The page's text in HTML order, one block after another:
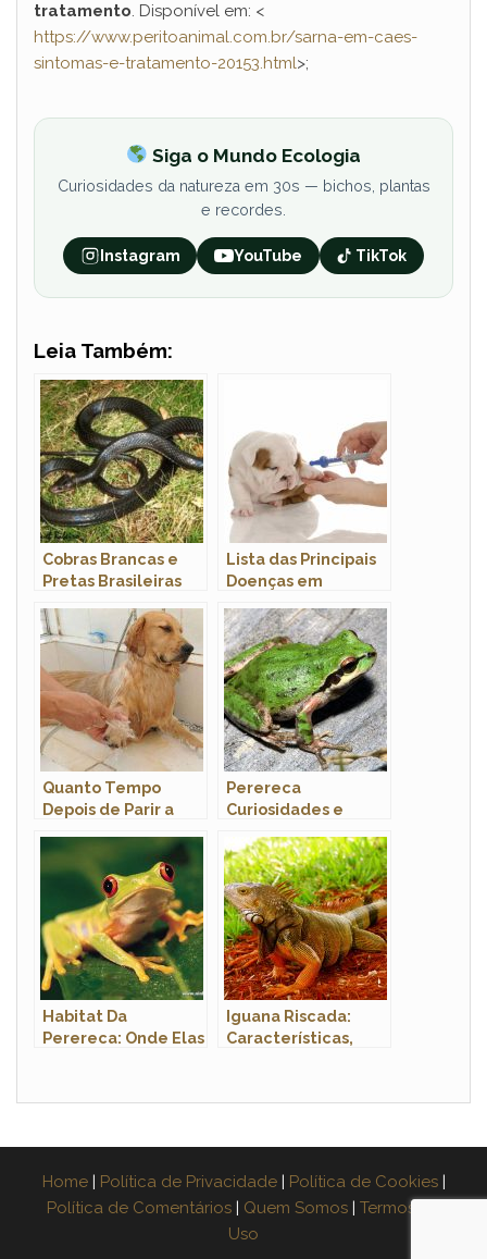
tratamento. Disponível em: <
https://www.peritoanimal.com.br/sarna-em-caes-
sintomas-e-tratamento-20153.html>;
Siga o Mundo Ecologia
Curiosidades da natureza em 30s — bichos, plantas
e recordes.
Instagram YouTube TikTok
Leia Também:
Cobras Brancas e
Pretas Brasileiras
Lista das Principais
Doenças em
e Tratamento
Quanto Tempo
Depois de Parir a
Banho?
Perereca
Curiosidades e
Sobre o Animal
Habitat Da
Perereca: Onde Elas
Iguana Riscada:
Características,
Home Política de Privacidade Política de Cookies
Política de Comentários
Quem Somos
Termos de
Uso